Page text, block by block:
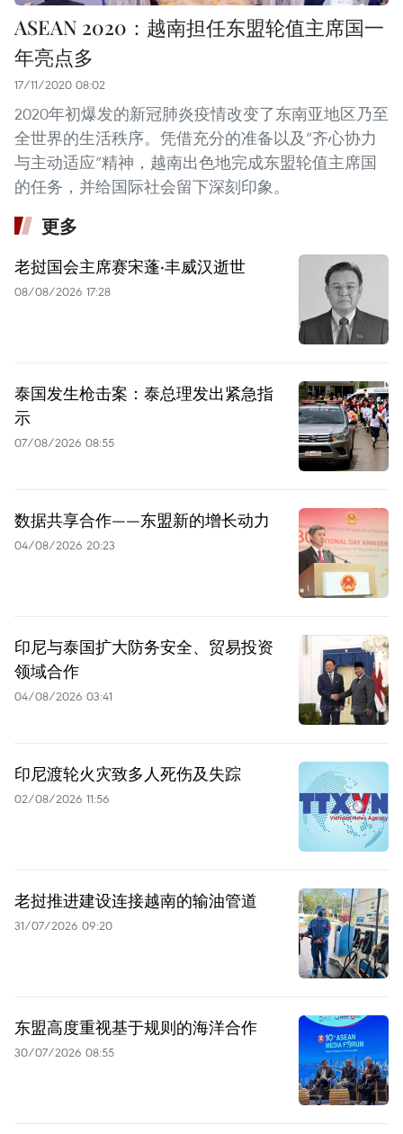
ASEAN 2020：越南担任东盟轮值主席国一
年亮点多
17/11/2020 08:02
2020年初爆发的新冠肺炎疫情改变了东南亚地区乃至
全世界的生活秩序。凭借充分的准备以及“齐心协力
与主动适应”精神，越南出色地完成东盟轮值主席国
的任务，并给国际社会留下深刻印象。
更多
老挝国会主席赛宋蓬·丰威汉逝世
08/08/2026 17:28
泰国发生枪击案：泰总理发出紧急指
示
07/08/2026 08:55
数据共享合作——东盟新的增长动力
04/08/2026 20:23
印尼与泰国扩大防务安全、贸易投资
领域合作
04/08/2026 03:41
印尼渡轮火灾致多人死伤及失踪
02/08/2026 11:56
老挝推进建设连接越南的输油管道
31/07/2026 09:20
东盟高度重视基于规则的海洋合作
30/07/2026 08:55